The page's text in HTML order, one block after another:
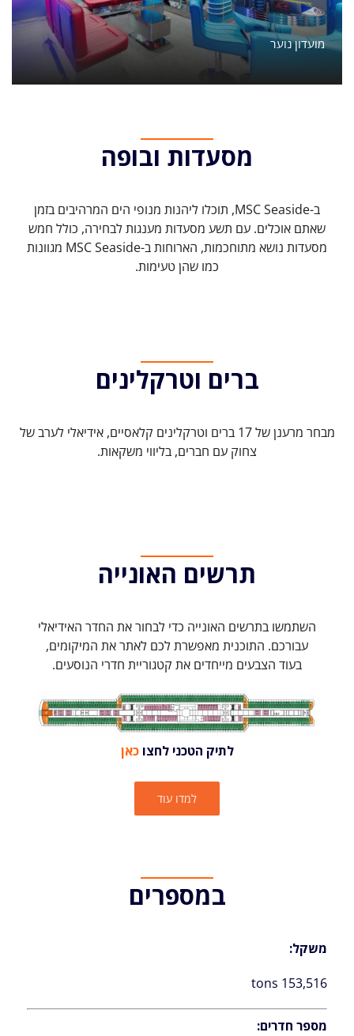
מועדון נוער
מסעדות ובופה
ב-MSC Seaside, תוכלו ליהנות מנופי הים ​​המרהיבים בזמן
שאתם אוכלים. עם תשע מסעדות מענגות לבחירה, כולל חמש
מסעדות נושא מתוחכמות, הארוחות ב-MSC Seaside מגוונות
כמו שהן טעימות.
ברים וטרקלינים
מבחר מרענן של 17 ברים וטרקלינים קלאסיים, אידיאלי לערב של
צחוק עם חברים, בליווי משקאות.
תרשים האונייה
השתמשו בתרשים האונייה כדי לבחור את החדר האידיאלי
עבורכם. התוכנית מאפשרת לכם לאתר את המיקומים,
בעוד הצבעים מייחדים את קטגוריית חדרי הנוסעים.
לתיק הטכני לחצוכאן
למדו עוד
במספרים
משקל:
153,516 tons
מספר חדרים: